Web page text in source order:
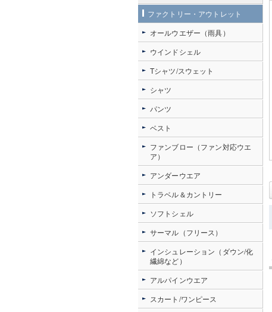
ファクトリー・アウトレット
オールウエザー（雨具）
ウインドシェル
Tシャツ/スウェット
シャツ
パンツ
ベスト
ファンブロー（ファン対応ウエ
ア）
アンダーウエア
トラベル＆カントリー
ソフトシェル
サーマル（フリース）
インシュレーション（ダウン/化
繊綿など）
アルパインウエア
スカート/ワンピース